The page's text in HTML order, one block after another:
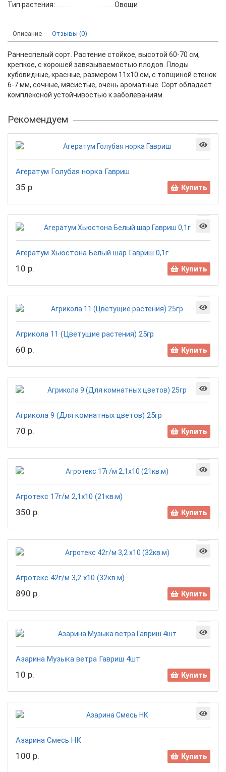
Тип растения:
Овощи
Описание Отзывы (0)
Раннеспелый сорт. Растение стойкое, высотой 60-70 см,
крепкое, с хорошей завязываемостью плодов. Плоды
кубовидные, красные, размером 11х10 см, с толщиной стенок
6-7 мм, сочные, мясистые, очень ароматные. Сорт обладает
комплексной устойчивостью к заболеваниям.
Рекомендуем
Агератум Голубая норка Гавриш
35 р. Купить
Агератум Хьюстона Белый шар Гавриш 0,1г
10 р. Купить
Агрикола 11 (Цветущие растения) 25гр
60 р. Купить
Агрикола 9 (Для комнатных цветов) 25гр
70 р. Купить
Агротекс 17г/м 2,1х10 (21кв.м)
350 р. Купить
Агротекс 42г/м 3,2 х10 (32кв.м)
890 р. Купить
Азарина Музыка ветра Гавриш 4шт
10 р. Купить
Азарина Смесь НК
100 р. Купить